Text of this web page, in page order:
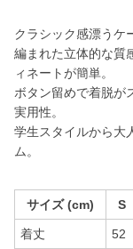
クラシック感漂うケ
編まれた立体的な質
ィネートが簡単。
ボタン留めで着脱が
実用性。
学生スタイルから大
ム。
サイズ (cm) S
着丈 52